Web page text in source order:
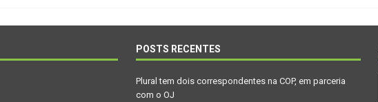
CIDADANIA
POSTS RECENTES
Plural tem dois correspondentes na COP, em parceria
com o OJ